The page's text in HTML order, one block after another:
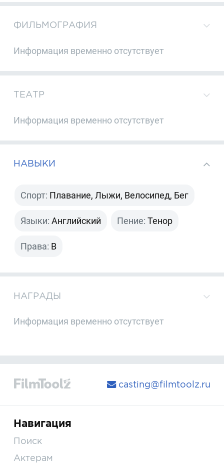
ФИЛЬМОГРАФИЯ
Информация временно отсутствует
ТЕАТР
Информация временно отсутствует
НАВЫКИ
Спорт: Плавание, Лыжи, Велосипед, Бег
Языки: Английский Пение: Тенор
Права: B
НАГРАДЫ
Информация временно отсутствует
casting@filmtoolz.ru
Навигация
Поиск
Актерам